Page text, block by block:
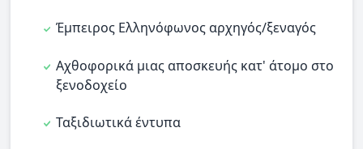
Έμπειρος Ελληνόφωνος αρχηγός/ξεναγός
Αχθοφορικά μιας αποσκευής κατ' άτομο στο
ξενοδοχείο
Ταξιδιωτικά έντυπα